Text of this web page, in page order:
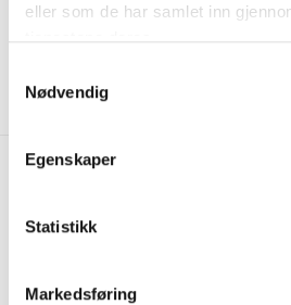
eller som de har samlet inn
Nødvendig
Egenskaper
Statistikk
Markedsføring
Klikk her for å komme til
+47 22 98 68 00